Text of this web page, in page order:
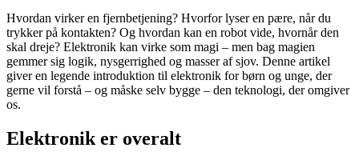
Hvordan virker en fjernbetjening? Hvorfor lyser en pære, når du
trykker på kontakten? Og hvordan kan en robot vide, hvornår den
skal dreje? Elektronik kan virke som magi – men bag magien
gemmer sig logik, nysgerrighed og masser af sjov. Denne artikel
giver en legende introduktion til elektronik for børn og unge, der
gerne vil forstå – og måske selv bygge – den teknologi, der omgiver
os.
Elektronik er overalt